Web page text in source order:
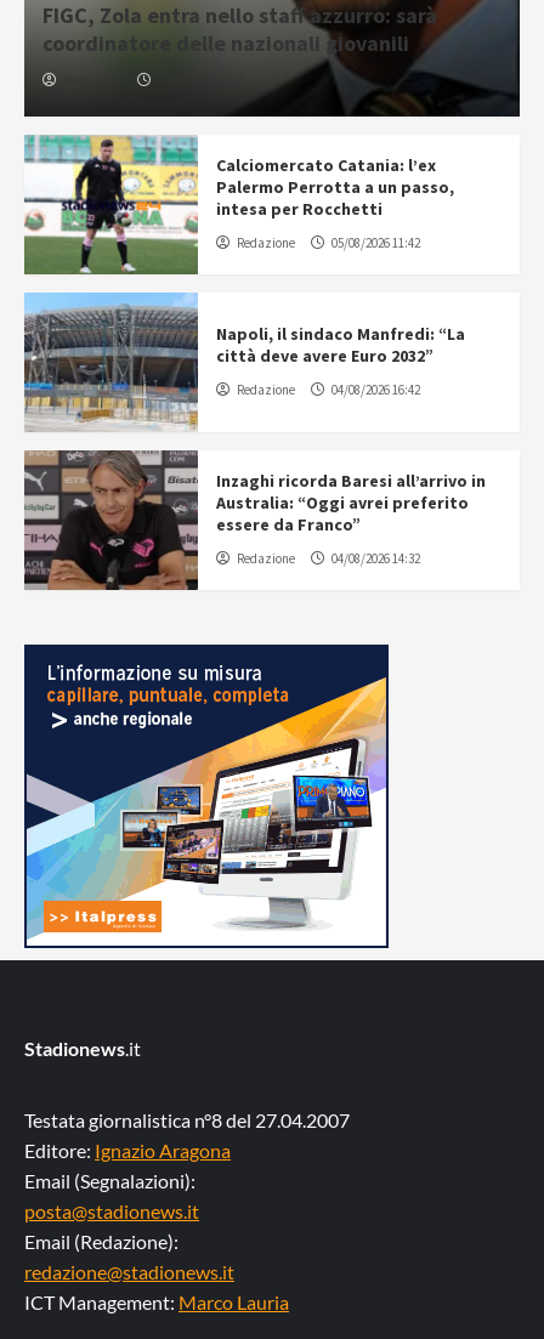
FIGC, Zola entra nello staff azzurro: sarà
coordinatore delle nazionali giovanili
Calciomercato Catania: l’ex
Palermo Perrotta a un passo,
intesa per Rocchetti
Redazione 05/08/2026 11:42
Napoli, il sindaco Manfredi: “La
città deve avere Euro 2032”
Redazione 04/08/2026 16:42
Inzaghi ricorda Baresi all’arrivo in
Australia: “Oggi avrei preferito
essere da Franco”
Redazione 04/08/2026 14:32
Stadionews.it
Testata giornalistica n°8 del 27.04.2007
Editore: Ignazio Aragona
Email (Segnalazioni):
posta@stadionews.it
Email (Redazione):
redazione@stadionews.it
ICT Management: Marco Lauria